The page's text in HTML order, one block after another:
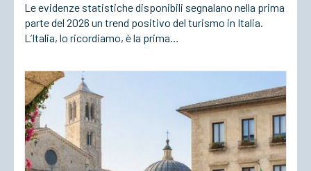
Le evidenze statistiche disponibili segnalano nella prima
parte del 2026 un trend positivo del turismo in Italia.
L’Italia, lo ricordiamo, è la prima…